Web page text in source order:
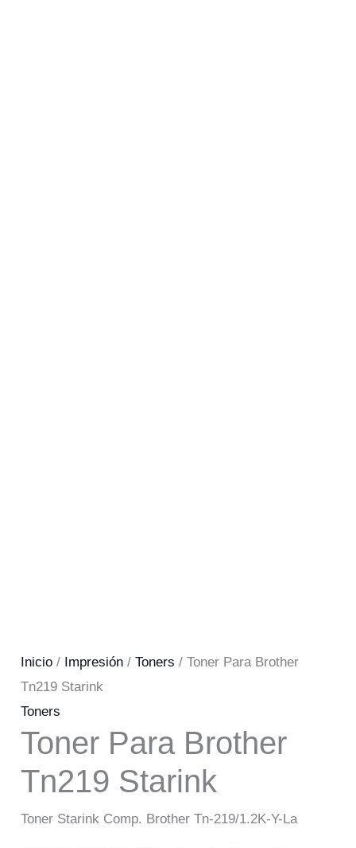
Inicio / Impresión /Toners / Toner Para Brother
Tn219 Starink
Toners
Toner Para Brother
Tn219 Starink
Toner Starink Comp. Brother Tn-219/1.2K-Y-La